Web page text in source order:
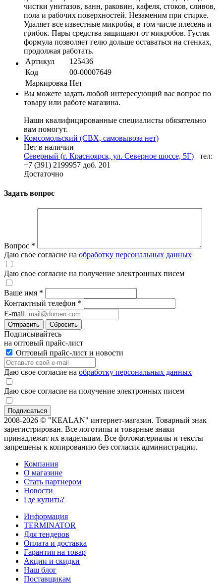
чистки унитазов, ванн, раковин, кафеля, стоков, сливов,
пола и рабочих поверхностей. Незаменим при стирке.
Удаляет все известные микробы, в том числе плесень и
грибок. Пары средства защищают от микробов. Густая
формула позволяет гелю дольше оставаться на стенках,
продолжая работать.
Артикул
125436
Код
00-00007649
Маркировка Нет
Вы можете задать любой интересующий вас вопрос по
товару или работе магазина.
Наши квалифицированные специалисты обязательно
вам помогут.
Комсомольский (СВХ, самовывоза нет)
Нет в наличии
Северный (г. Красноярск, ул. Северное шоссе, 5Г)
тел:
+7 (391) 2199957 доб. 201
Достаточно
Задать вопрос
Вопрос *
Даю свое согласие на обработку персональных данных
Даю свое согласие на получение электронных писем
Ваше имя *
Контактный телефон *
E-mail
Отправить Сбросить
Подписывайтесь
на оптовый прайс-лист
Оптовый прайс-лист и новости
Даю свое согласие на обработку персональных данных
Даю свое согласие на получение электронных писем
2008-2026 © "KEALAN" интернет-магазин. Товарный знак
зарегистрирован. Все логотипы и товарные знаки
принадлежат их владельцам. Все фотоматериалы и тексты
запрещены к копированию без согласия администрации.
Компания
О магазине
Стать партнером
Новости
Где купить?
Информация
TERMINATOR
Для тендеров
Оплата и доставка
Гарантия на товар
Акции и скидки
Наш блог
Поставщикам